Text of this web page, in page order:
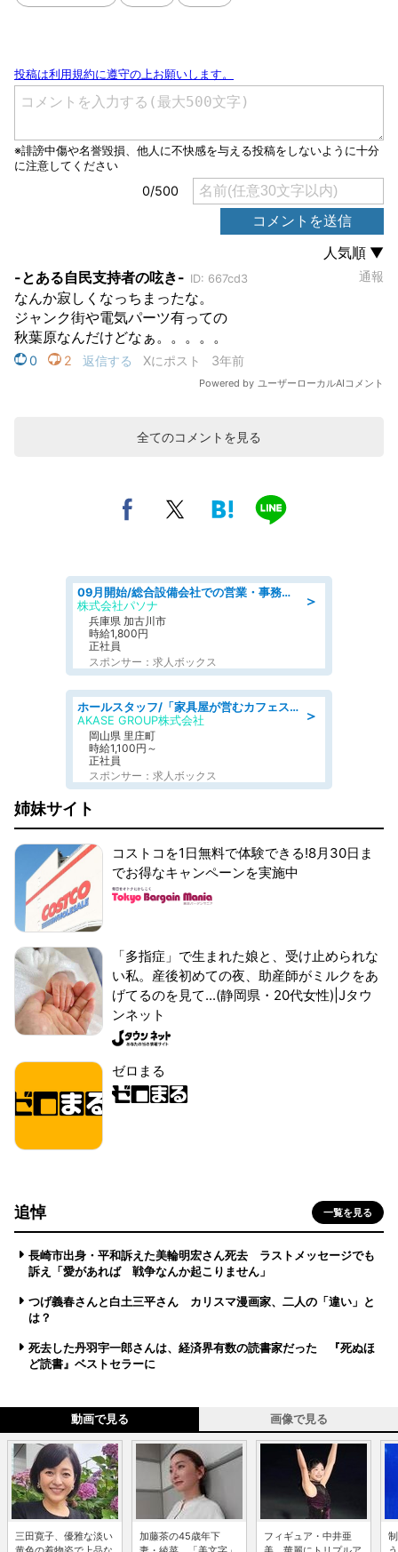
全てのコメントを見る
＞
09月開始/総合設備会社での営業・事務のお仕事/車通勤可/賞与あり/営業/営業事務
株式会社パソナ
兵庫県 加古川市
時給1,800円
正社員
スポンサー：求人ボックス
＞
ホールスタッフ/「家具屋が営むカフェスタッフ!」週2日～OK!嬉しいまかない付き/岡山県/浅口郡里庄町
AKASE GROUP株式会社
岡山県 里庄町
時給1,100円～
正社員
スポンサー：求人ボックス
姉妹サイト
コストコを1日無料で体験できる!8月30日ま
でお得なキャンペーンを実施中
「多指症」で生まれた娘と、受け止められな
い私。産後初めての夜、助産師がミルクをあ
げてるのを見て...(静岡県・20代女性)|Jタウ
ンネット
ゼロまる
追悼 一覧を見る
長崎市出身・平和訴えた美輪明宏さん死去 ラストメッセージでも
訴え「愛があれば 戦争なんか起こりません」
つげ義春さんと白土三平さん カリスマ漫画家、二人の「違い」と
は？
死去した丹羽宇一郎さんは、経済界有数の読書家だった 『死ぬほ
ど読書』ベストセラーに
動画で見る 画像で見る
三田寛子、優雅な淡い
加藤茶の45歳年下
フィギュア・中井亜